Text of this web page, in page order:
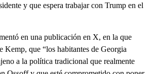
y que espera trabajar con Trump en el
en una publicación en X, en la que
Kemp, que “los habitantes de Georgia
a la política tradicional que realmente